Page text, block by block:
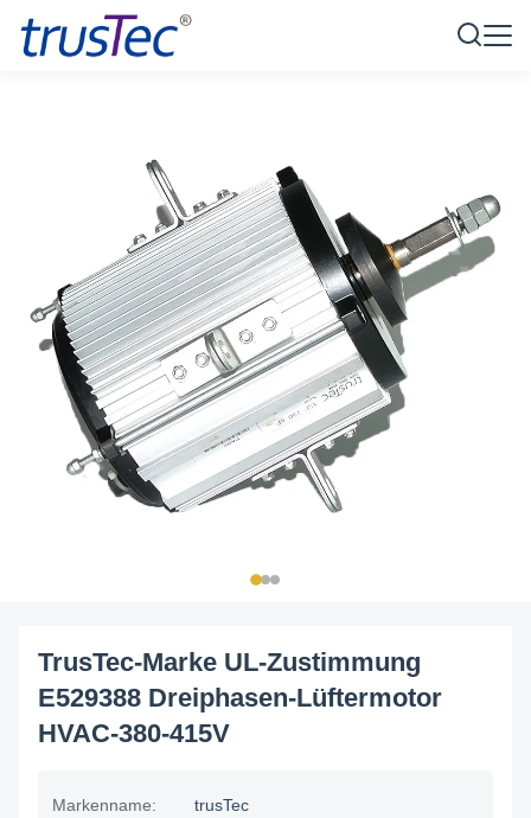
TrusTec-Marke UL-Zustimmung
E529388 Dreiphasen-Lüftermotor
HVAC-380-415V
Markenname: trusTec